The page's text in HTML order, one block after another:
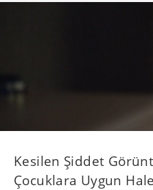
Kesilen Şiddet
Çocuklara Uygun